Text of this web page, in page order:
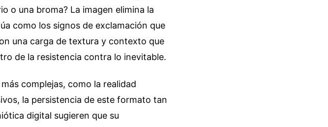
o una broma? La imagen elimina la
como los signos de exclamación que
una carga de textura y contexto que
de la resistencia contra lo inevitable.
complejas, como la realidad
la persistencia de este formato tan
digital sugieren que su